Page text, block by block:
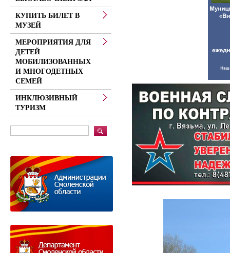
КУПИТЬ БИЛЕТ В
МУЗЕЙ
МЕРОПРИЯТИЯ ДЛЯ
ДЕТЕЙ
МОБИЛИЗОВАННЫХ
И МНОГОДЕТНЫХ
СЕМЕЙ
ИНКЛЮЗИВНЫЙ
ТУРИЗМ